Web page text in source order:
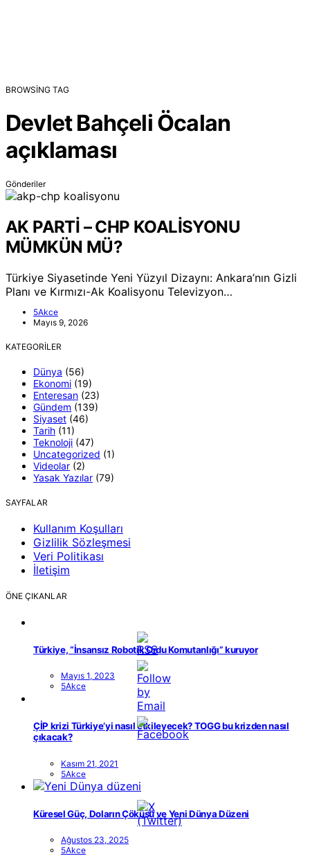
BROWSING TAG
Devlet Bahçeli Öcalan
açıklaması
Gönderiler
AK PARTİ – CHP KOALİSYONU
MÜMKÜN MÜ?
Türkiye Siyasetinde Yeni Yüzyıl Dizaynı: Ankara’nın Gizli
Planı ve Kırmızı-Ak Koalisyonu Televizyon…
5Akce
Mayıs 9, 2026
KATEGORILER
Dünya (56)
Ekonomi (19)
Enteresan (23)
Gündem (139)
Siyaset (46)
Tarih (11)
Teknoloji (47)
Uncategorized (1)
Videolar (2)
Yasak Yazılar (79)
SAYFALAR
Kullanım Koşulları
Gizlilik Sözleşmesi
Veri Politikası
İletişim
ÖNE ÇIKANLAR
Türkiye, “İnsansız Robotik Ordu Komutanlığı” kuruyor
Mayıs 1, 2023
5Akce
ÇİP krizi Türkiye’yi nasıl etkileyecek? TOGG bu krizden nasıl
çıkacak?
Kasım 21, 2021
5Akce
Küresel Güç, Doların Çöküşü ve Yeni Dünya Düzeni
Ağustos 23, 2025
5Akce